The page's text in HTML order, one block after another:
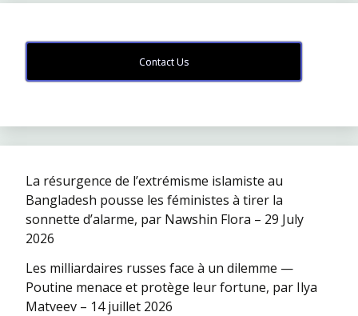
Contact Us
La résurgence de l’extrémisme islamiste au
Bangladesh pousse les féministes à tirer la
sonnette d’alarme, par Nawshin Flora – 29 July
2026
Les milliardaires russes face à un dilemme —
Poutine menace et protège leur fortune, par Ilya
Matveev – 14 juillet 2026